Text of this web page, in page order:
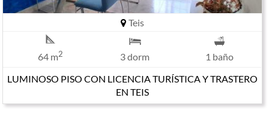
Teis
64 m2 3 dorm
1 baño
LUMINOSO PISO CON LICENCIA TURÍSTICA Y TRASTERO
EN TEIS